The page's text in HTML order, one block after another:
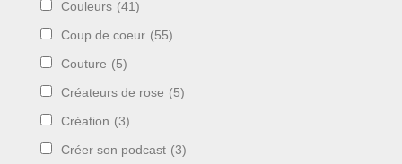
Couleurs (41)
Coup de coeur (55)
Couture (5)
Créateurs de rose (5)
Création (3)
Créer son podcast (3)